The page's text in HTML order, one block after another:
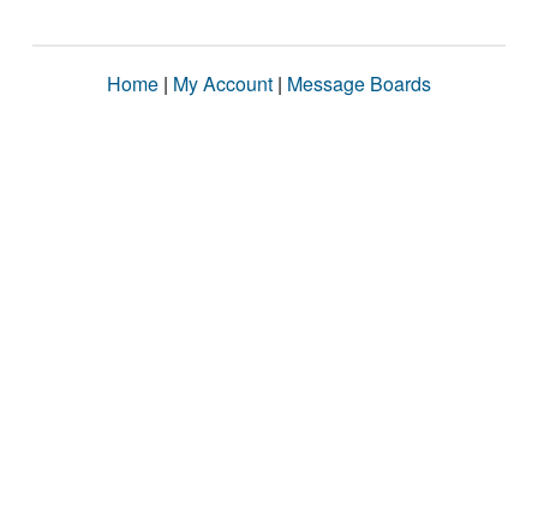
Home | My Account | Message Boards